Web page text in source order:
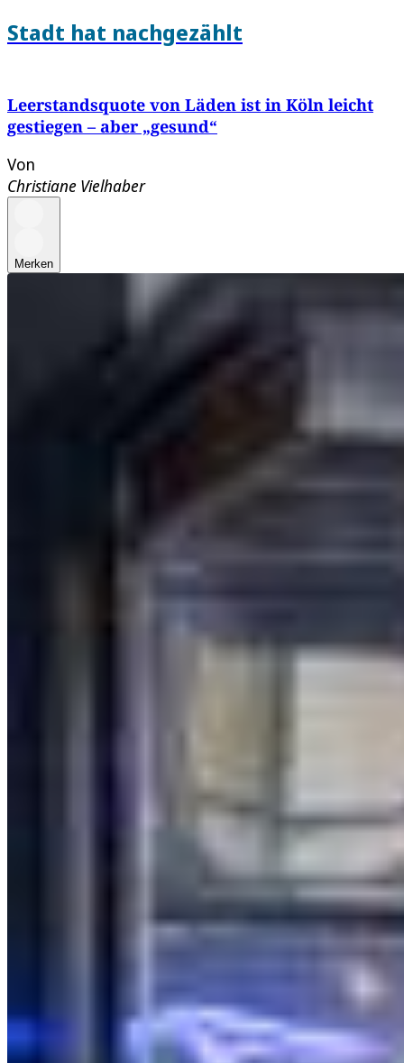
Stadt hat nachgezählt
Leerstandsquote von Läden ist in Köln leicht
gestiegen – aber „gesund“
Von
Christiane Vielhaber
Merken